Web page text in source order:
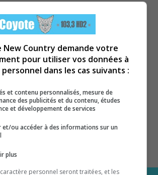
New Country demande votre
pour utiliser vos données à
dans les cas suivants :
et contenu personnalisés, mesure de
des publicités et du contenu, études
et développement de services
et/ou accéder à des informations sur un
plus
personnel seront traitées, et les